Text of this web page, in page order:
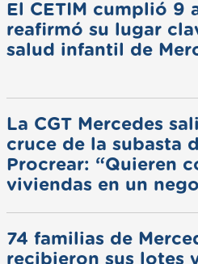
El CETIM cumplió 9
reafirmó su lugar
salud infantil de
La CGT Mercedes
cruce de la subasta
Procrear: “Quieren
viviendas en un
74 familias de
recibieron sus lotes